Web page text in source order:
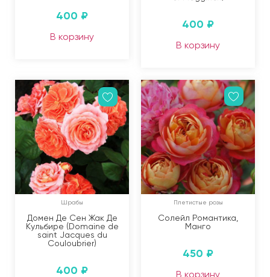
400 ₽
В корзину
400 ₽
В корзину
Шрабы
Домен Де Сен Жак Де
Кульбире (Domaine de
saint Jacques du
Couloubrier)
400 ₽
Плетистые розы
Солейл Романтика,
Манго
450 ₽
В корзину